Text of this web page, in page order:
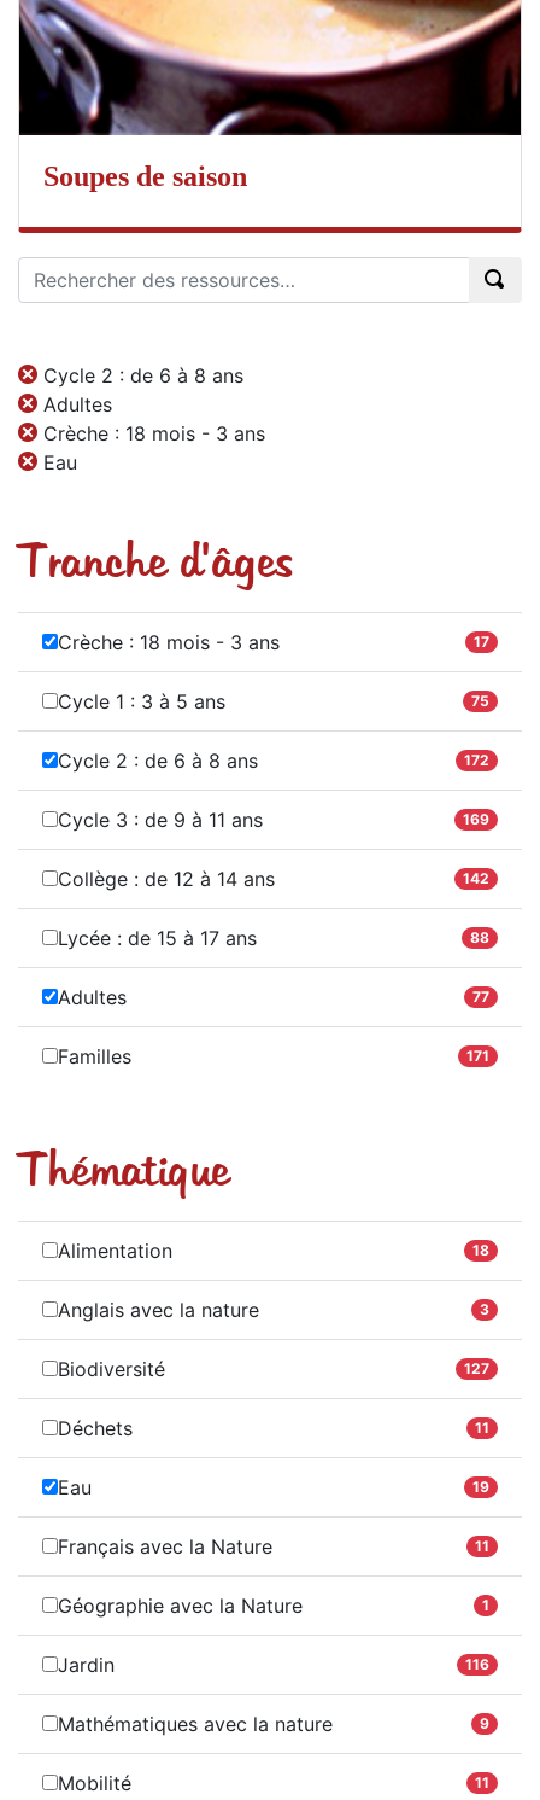
Soupes de saison
Cycle 2 : de 6 à 8 ans
Adultes
Crèche : 18 mois - 3 ans
Eau
Tranche d'âges
Crèche : 18 mois - 3 ans 17
Cycle 1 : 3 à 5 ans 75
Cycle 2 : de 6 à 8 ans 172
Cycle 3 : de 9 à 11 ans 169
Collège : de 12 à 14 ans 142
Lycée : de 15 à 17 ans 88
Adultes 77
Familles 171
Thématique
Alimentation 18
Anglais avec la nature 3
Biodiversité 127
Déchets 11
Eau 19
Français avec la Nature 11
Géographie avec la Nature 1
Jardin 116
Mathématiques avec la nature 9
Mobilité 11